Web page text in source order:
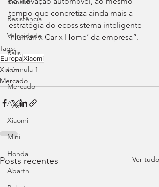
Renault
Resistência
Velocidade
Ralis
Fórmula 1
Mercado
Audi
Xiaomi
Mini
Honda
Abarth
tempo que concretiza ainda mais a
estratégia do ecossistema inteligente
‘Human x Car x Home’ da empresa”.
Tags:
EuropaXiaomi
Xiaomi
Mercado
Posts recentes Ver tudo